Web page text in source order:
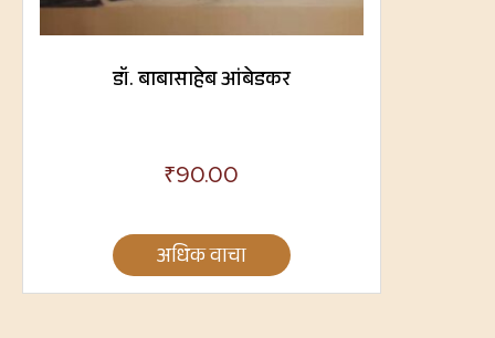
डॉ. बाबासाहेब आंबेडकर
₹90.00
अधिक वाचा